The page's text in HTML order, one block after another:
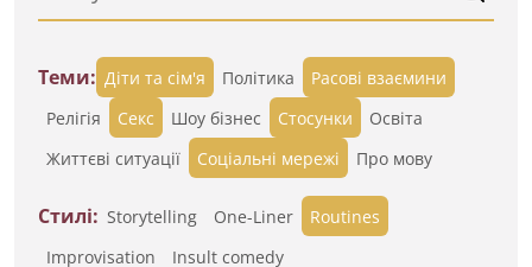
Теми: Діти та сім'я Політика
Расові взаємини
Релігія
Секс Шоу бізнес Стосунки
Освіта
Життєві ситуації
Cоціальні мережі Про мову
Стилі: Storytelling One-Liner
Routines
Improvisation
Insult comedy